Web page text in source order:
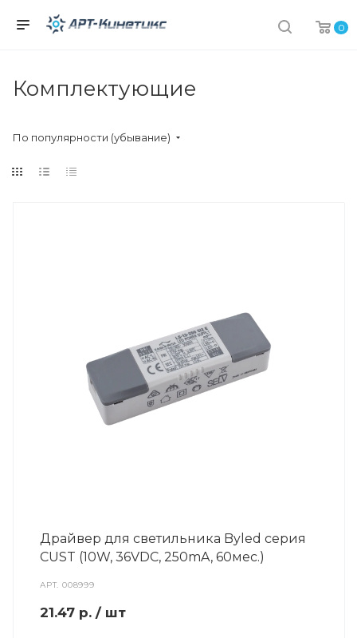
0
Комплектующие
По популярности (убывание)
Драйвер для светильника Byled серия
CUST (10W, 36VDC, 250mA, 60мес.)
АРТ.008999
21.47 р. / шт